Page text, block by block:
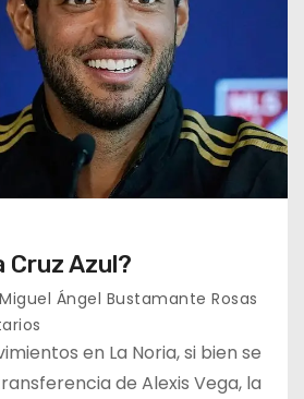
Cruz Azul?
Miguel Ángel Bustamante Rosas
en La Noria, si bien se
de Alexis Vega, la